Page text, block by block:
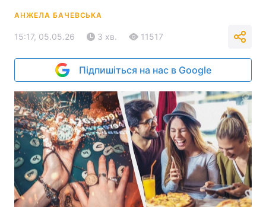
АНЖЕЛА БАЧЕВСЬКА
15:17, 05.05.26 3 хв. 11517
Підпишіться на нас в Google